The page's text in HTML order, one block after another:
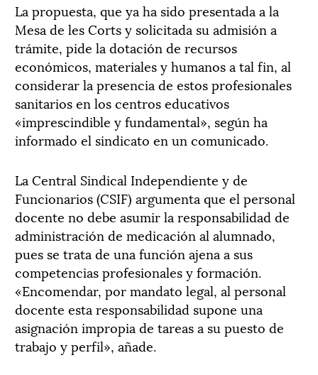
La propuesta, que ya ha sido presentada a la
Mesa de les Corts y solicitada su admisión a
trámite, pide la dotación de recursos
económicos, materiales y humanos a tal fin, al
considerar la presencia de estos profesionales
sanitarios en los centros educativos
«imprescindible y fundamental», según ha
informado el sindicato en un comunicado.
La Central Sindical Independiente y de
Funcionarios (CSIF) argumenta que el personal
docente no debe asumir la responsabilidad de
administración de medicación al alumnado,
pues se trata de una función ajena a sus
competencias profesionales y formación.
«Encomendar, por mandato legal, al personal
docente esta responsabilidad supone una
asignación impropia de tareas a su puesto de
trabajo y perfil», añade.